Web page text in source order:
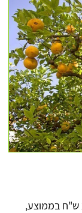
המחיר להעתקת עץ לימון עומדת על כ-2,000 ש"ח בממוצע,